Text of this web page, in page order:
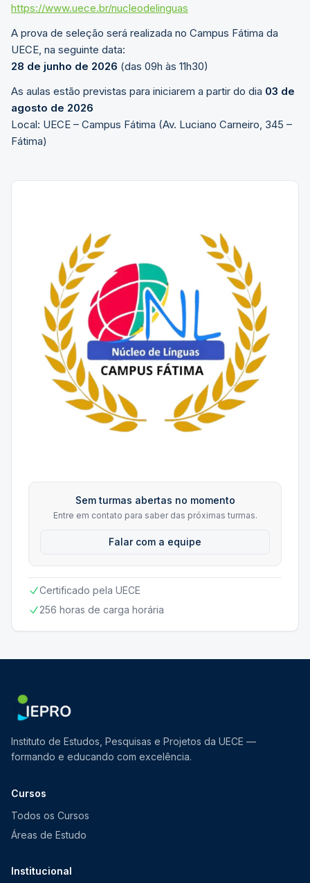
https://www.uece.br/nucleodelinguas
A prova de seleção será realizada no Campus Fátima da
UECE, na seguinte data:
28 de junho de 2026 (das 09h às 11h30)
As aulas estão previstas para iniciarem a partir do dia 03 de
agosto de 2026
Local: UECE – Campus Fátima (Av. Luciano Carneiro, 345 –
Fátima)
Sem turmas abertas no momento
Entre em contato para saber das próximas turmas.
Falar com a equipe
Certificado pela UECE
256 horas de carga horária
Instituto de Estudos, Pesquisas e Projetos da UECE —
formando e educando com excelência.
Cursos
Todos os Cursos
Áreas de Estudo
Institucional